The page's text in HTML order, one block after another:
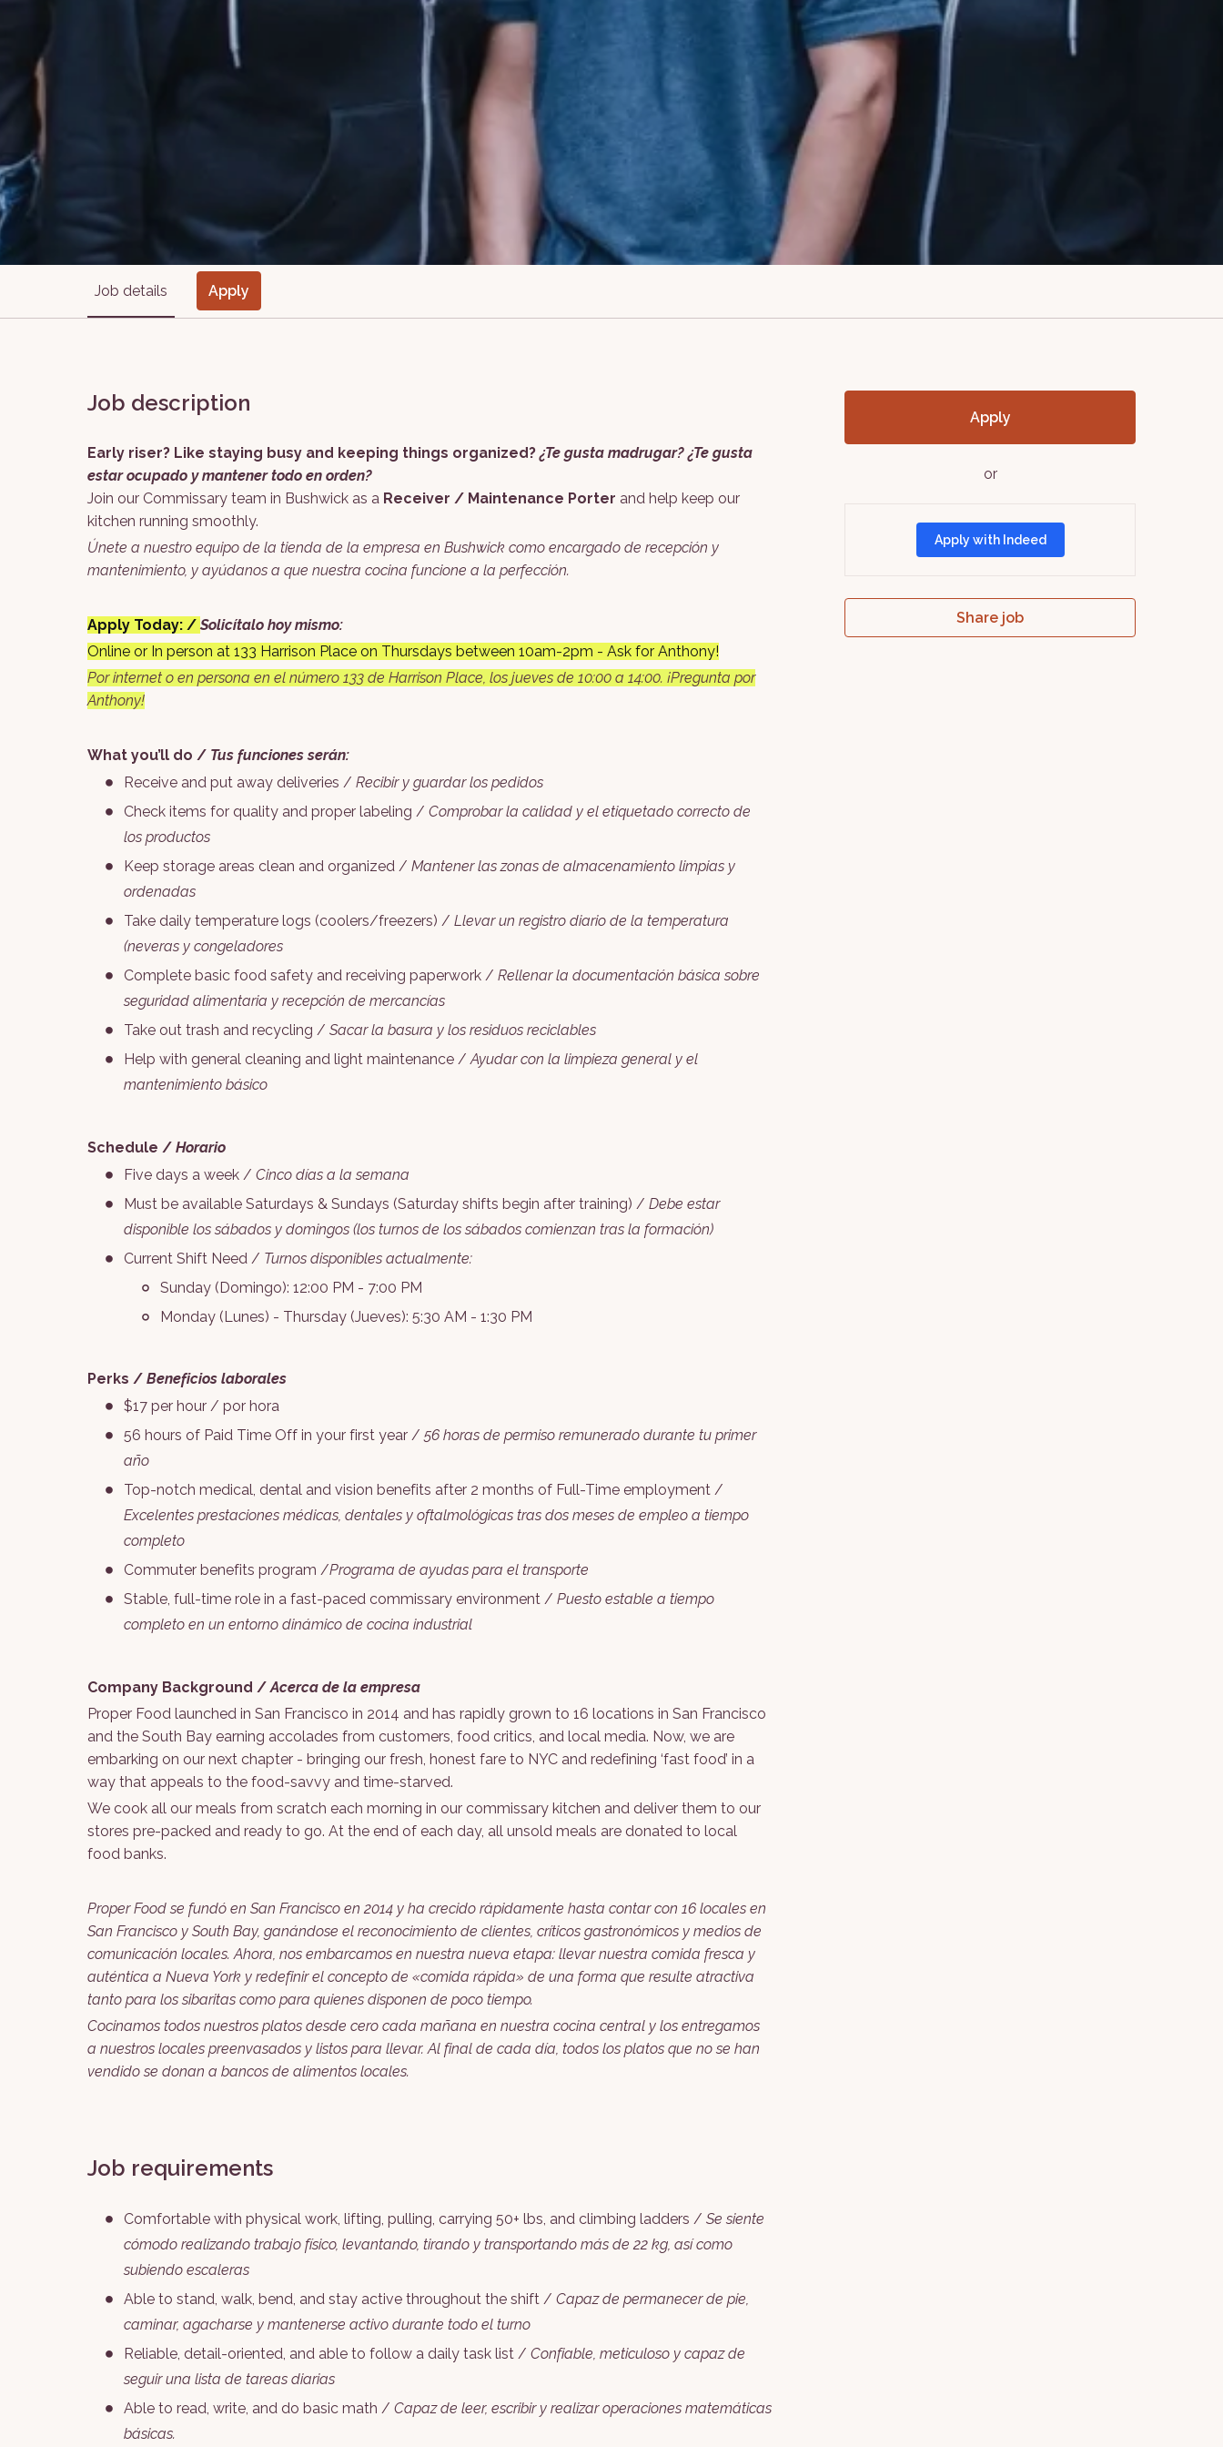
Job details Apply
Job description
Early riser? Like staying busy and keeping things organized? ¿Te gusta madrugar? ¿Te gusta
estar ocupado y mantener todo en orden?
Join our Commissary team in Bushwick as a Receiver / Maintenance Porter and help keep our
kitchen running smoothly.
Únete a nuestro equipo de la tienda de la empresa en Bushwick como encargado de recepción y
mantenimiento, y ayúdanos a que nuestra cocina funcione a la perfección.
Apply Today: /Solicítalo hoy mismo:
Online or In person at 133 Harrison Place on Thursdays between 10am-2pm - Ask for Anthony!
Por internet o en persona en el número 133 de Harrison Place, los jueves de 10:00 a 14:00. ¡Pregunta por
Anthony!
What you’ll do / Tus funciones serán:
Receive and put away deliveries / Recibir y guardar los pedidos
Check items for quality and proper labeling / Comprobar la calidad y el etiquetado correcto de
los productos
Keep storage areas clean and organized / Mantener las zonas de almacenamiento limpias y
ordenadas
Take daily temperature logs (coolers/freezers) / Llevar un registro diario de la temperatura
(neveras y congeladores
Complete basic food safety and receiving paperwork / Rellenar la documentación básica sobre
seguridad alimentaria y recepción de mercancías
Take out trash and recycling / Sacar la basura y los residuos reciclables
Help with general cleaning and light maintenance /Ayudar con la limpieza general y el
mantenimiento básico
Schedule / Horario
Five days a week / Cinco días a la semana
Must be available Saturdays & Sundays (Saturday shifts begin after training) / Debe estar
disponible los sábados y domingos (los turnos de los sábados comienzan tras la formación)
Current Shift Need / Turnos disponibles actualmente:
Sunday (Domingo): 12:00 PM - 7:00 PM
Monday (Lunes) - Thursday (Jueves): 5:30 AM - 1:30 PM
Perks / Beneficios laborales
$17 per hour / por hora
56 hours of Paid Time Off in your first year /56 horas de permiso remunerado durante tu primer
año
Top-notch medical, dental and vision benefits after 2 months of Full-Time employment /
Excelentes prestaciones médicas, dentales y oftalmológicas tras dos meses de empleo a tiempo
completo
Commuter benefits program /Programa de ayudas para el transporte
Stable, full-time role in a fast-paced commissary environment / Puesto estable a tiempo
completo en un entorno dinámico de cocina industrial
Company Background /Acerca de la empresa
Proper Food launched in San Francisco in 2014 and has rapidly grown to 16 locations in San Francisco
and the South Bay earning accolades from customers, food critics, and local media. Now, we are
embarking on our next chapter - bringing our fresh, honest fare to NYC and redefining ‘fast food’ in a
way that appeals to the food-savvy and time-starved.
We cook all our meals from scratch each morning in our commissary kitchen and deliver them to our
stores pre-packed and ready to go. At the end of each day, all unsold meals are donated to local
food banks.
Proper Food se fundó en San Francisco en 2014 y ha crecido rápidamente hasta contar con 16 locales en
San Francisco y South Bay, ganándose el reconocimiento de clientes, críticos gastronómicos y medios de
comunicación locales. Ahora, nos embarcamos en nuestra nueva etapa: llevar nuestra comida fresca y
auténtica a Nueva York y redefinir el concepto de «comida rápida» de una forma que resulte atractiva
tanto para los sibaritas como para quienes disponen de poco tiempo.
Cocinamos todos nuestros platos desde cero cada mañana en nuestra cocina central y los entregamos
a nuestros locales preenvasados y listos para llevar. Al final de cada día, todos los platos que no se han
vendido se donan a bancos de alimentos locales.
Job requirements
Comfortable with physical work, lifting, pulling, carrying 50+ lbs, and climbing ladders / Se siente
cómodo realizando trabajo físico, levantando, tirando y transportando más de 22 kg, así como
subiendo escaleras
Able to stand, walk, bend, and stay active throughout the shift / Capaz de permanecer de pie,
caminar, agacharse y mantenerse activo durante todo el turno
Reliable, detail-oriented, and able to follow a daily task list / Confiable, meticuloso y capaz de
seguir una lista de tareas diarias
Able to read, write, and do basic math / Capaz de leer, escribir y realizar operaciones matemáticas
básicas.
Apply
or
Apply with Indeed
Share job